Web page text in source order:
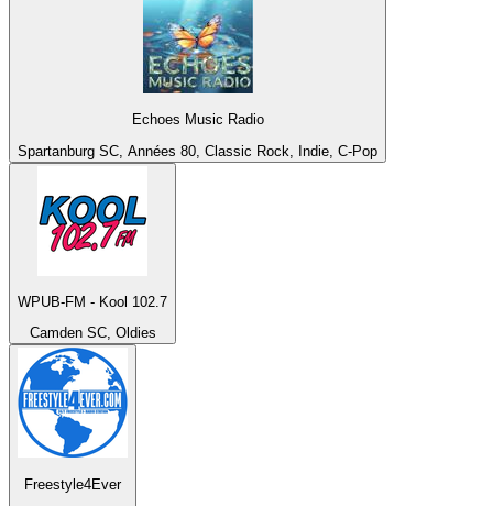
Echoes Music Radio
Spartanburg SC, Années 80, Classic Rock, Indie, C-Pop
WPUB-FM - Kool 102.7
Camden SC, Oldies
Freestyle4Ever